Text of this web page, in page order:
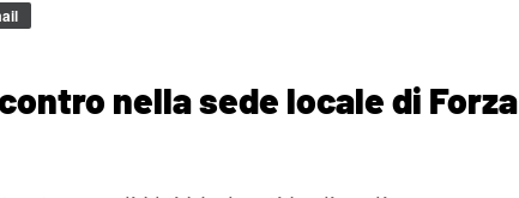
nella sede locale di Forza